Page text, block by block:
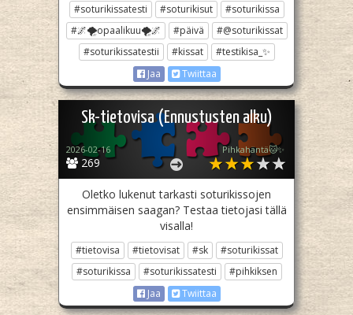
#soturikissatesti
#soturikisut
#soturikissa
#🌌🌪opaalikuu🌪🌌
#päivä
#@soturikissat
#soturikissatestii
#kissat
#testikisa_✨
Jaa
Twiittaa
Sk-tietovisa (Ennustusten alku)
269
2026-02-16 Pihkahäntä🐱✨
Oletko lukenut tarkasti soturikissojen
ensimmäisen saagan? Testaa tietojasi tällä
visalla!
#tietovisa #tietovisat #sk
#soturikissat
#soturikissa
#soturikissatesti
#pihkiksen
Jaa
Twiittaa